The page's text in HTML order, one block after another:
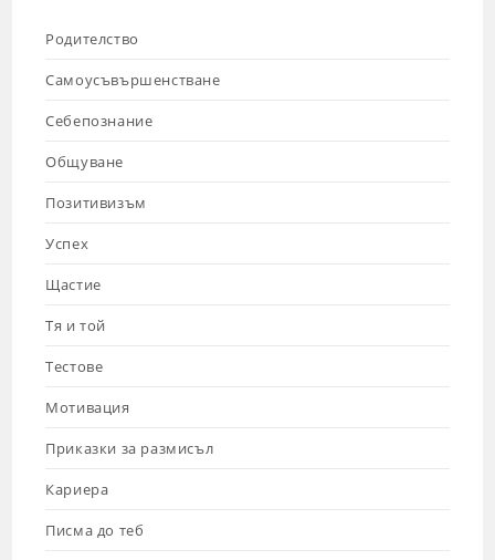
Родителство
Самоусъвършенстване
Себепознание
Общуване
Позитивизъм
Успех
Щастие
Тя и той
Тестове
Мотивация
Приказки за размисъл
Кариера
Писма до теб